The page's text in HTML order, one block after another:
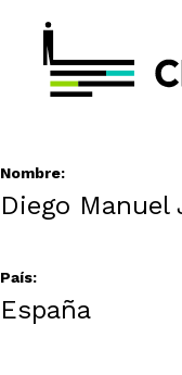
Nombre:
Diego Manuel
País:
España